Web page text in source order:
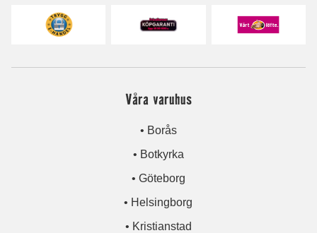
Våra varuhus
• Borås
• Botkyrka
• Göteborg
• Helsingborg
• Kristianstad